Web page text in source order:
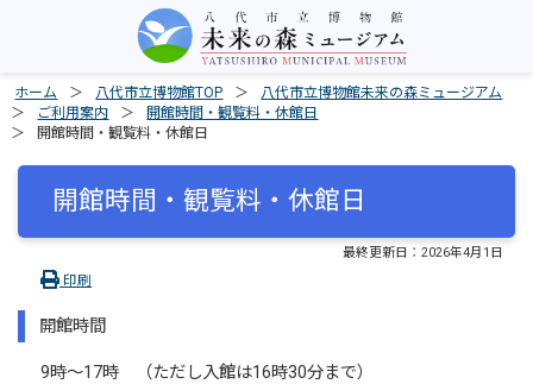
ホーム 八代市立博物館TOP
八代市立博物館未来の森ミュージアム
ご利用案内
開館時間・観覧料・休館日
開館時間・観覧料・休館日
開館時間・観覧料・休館日
最終更新日： 2026年4月1日
印刷
開館時間
9時～17時 （ただし入館は16時30分まで）